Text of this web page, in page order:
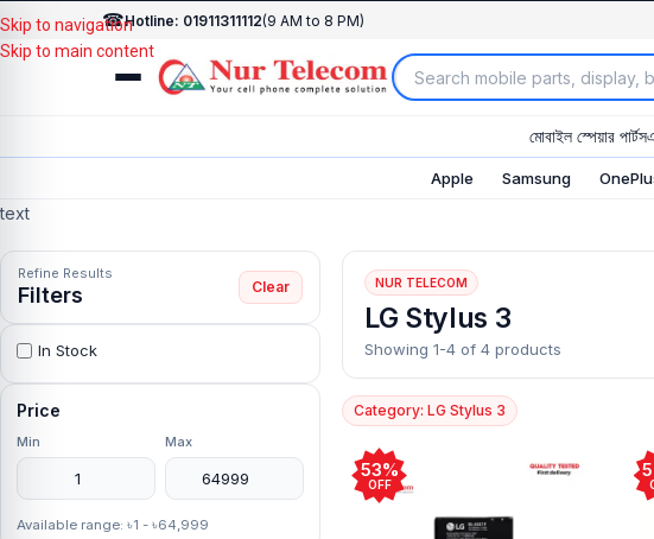
☎Hotline: 01911311112(9 AM to 8 PM)
মোবাইল স্পেয়ার পার্টস
Apple Samsung
Skip to navigation
Skip to main content
text
Refine Results
Filters Clear
In Stock
Price
Min Max
Available range: ৳1 - ৳64,999
NUR TELECOM
LG Stylus 3
Showing 1-4 of 4 products
Category: LG Stylus 3
53%
OFF